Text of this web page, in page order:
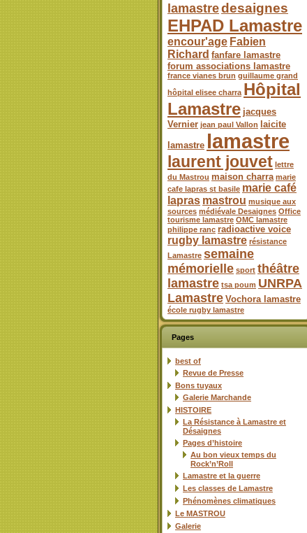
lamastredesaignes
EHPAD Lamastre
encour'age Fabien
Richard fanfare lamastre
forum associations lamastre
france vianes brun guillaume grand
hôpital elisee charra Hôpital
Lamastre jacques
Vernier jean paul Vallon
laicite
lamastre lamastre
laurent jouvet lettre
du Mastrou maison charra marie
cafe lapras st basile marie café
lapras mastrou musique aux
sources médiévale Desaignes Office
tourisme lamastre OMC lamastre
philippe ranc radioactive voice
rugby lamastre résistance
Lamastre semaine
mémorielle sport théâtre
lamastre tsa poum UNRPA
Lamastre Vochora lamastre
école rugby lamastre
Pages
best of
Revue de Presse
Bons tuyaux
Galerie Marchande
HISTOIRE
La Résistance à Lamastre et
Désaignes
Pages d’histoire
Au bon vieux temps du
Rock’n’Roll
Lamastre et la guerre
Les classes de Lamastre
Phénomènes climatiques
Le MASTROU
Galerie